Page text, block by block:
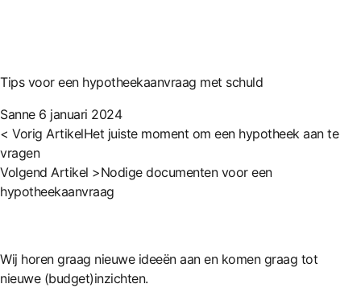
Tips voor een hypotheekaanvraag met schuld
Sanne 6 januari 2024
< Vorig ArtikelHet juiste moment om een hypotheek aan te
vragen
Volgend Artikel >Nodige documenten voor een
hypotheekaanvraag
Wij horen graag nieuwe ideeën aan en komen graag tot
nieuwe (budget)inzichten.